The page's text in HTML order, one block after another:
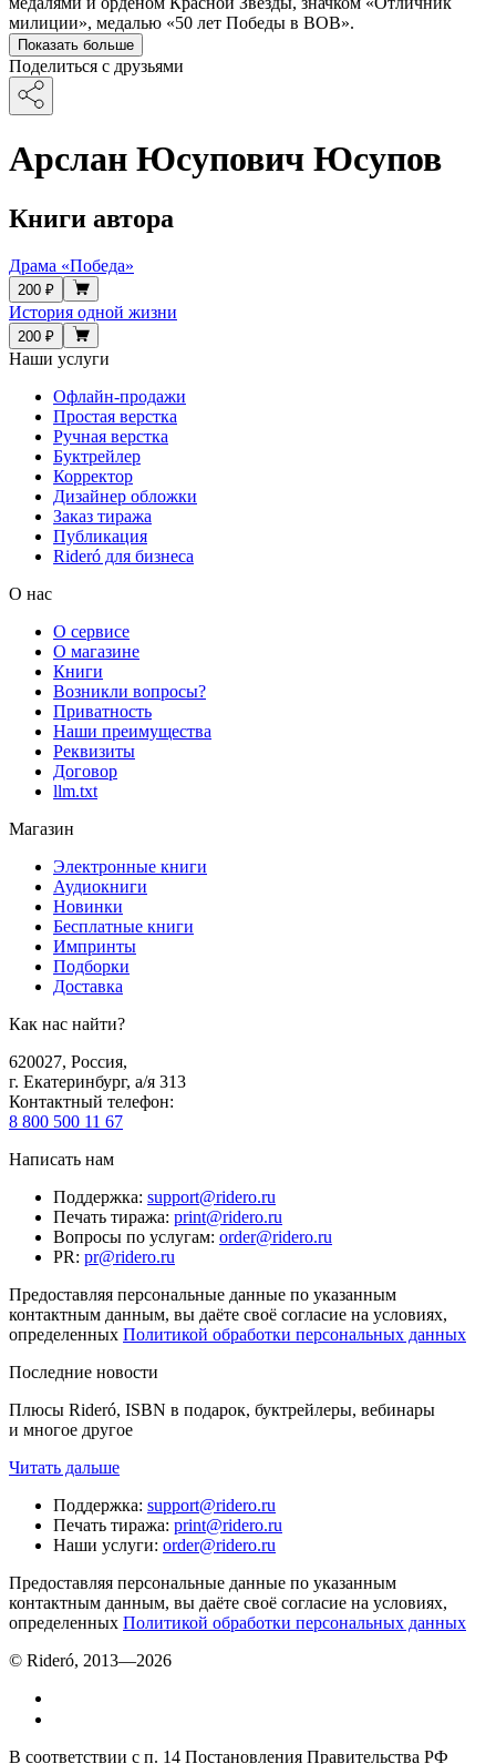
милиции», медалью «50 лет Победы в ВОВ».
Показать больше
Поделиться с друзьями
Арслан Юсупович Юсупов
Книги автора
Драма «Победа»
200 ₽
История одной жизни
200 ₽
Наши услуги
Офлайн-продажи
Простая верстка
Ручная верстка
Буктрейлер
Корректор
Дизайнер обложки
Заказ тиража
Публикация
Rideró для бизнеса
О нас
О сервисе
О магазине
Книги
Возникли вопросы?
Приватность
Наши преимущества
Реквизиты
Договор
llm.txt
Магазин
Электронные книги
Аудиокниги
Новинки
Бесплатные книги
Импринты
Подборки
Доставка
Как нас найти?
620027, Россия,
г. Екатеринбург, а/я 313
Контактный телефон:
8 800 500 11 67
Написать нам
Поддержка: support@ridero.ru
Печать тиража: print@ridero.ru
Вопросы по услугам: order@ridero.ru
PR: pr@ridero.ru
Предоставляя персональные данные по указанным
контактным данным, вы даёте своё согласие на условиях,
определенных Политикой обработки персональных данных
Последние новости
Плюсы Rideró, ISBN в подарок, буктрейлеры, вебинары
и многое другое
Читать дальше
Поддержка: support@ridero.ru
Печать тиража: print@ridero.ru
Наши услуги: order@ridero.ru
Предоставляя персональные данные по указанным
контактным данным, вы даёте своё согласие на условиях,
определенных Политикой обработки персональных данных
© Rideró, 2013—2026
В соответствии с п. 14 Постановления Правительства РФ